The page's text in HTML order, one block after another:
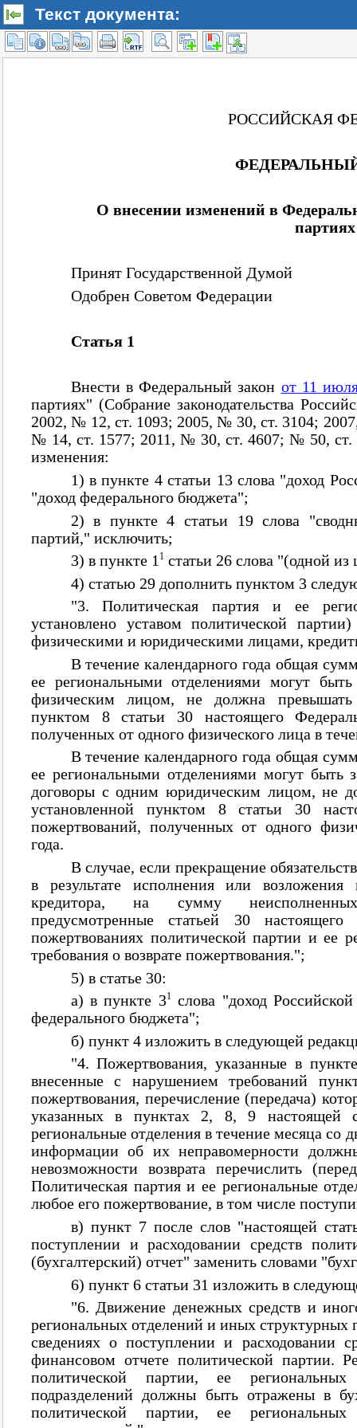
Текст документа: